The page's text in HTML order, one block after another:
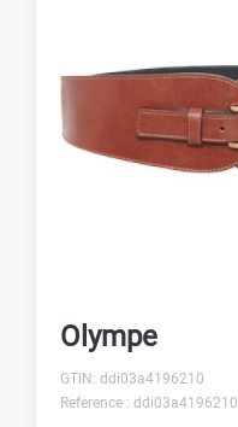
Olympe
GTIN: ddi03a4196210
Reference : ddi03a4196210